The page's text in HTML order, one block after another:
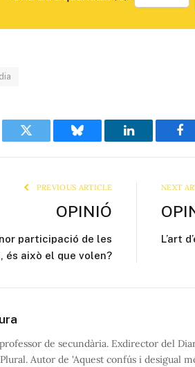
Twitter Bluesky LinkedIn
PREVIOUS ARTICLE
OPINIÓ
participació de les
és això el que volen?
NEXT
L’art
de secundària. Exdirector del
Autor de 'Aquest confús i desigual